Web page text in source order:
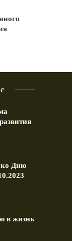
ко Дню
в жизнь